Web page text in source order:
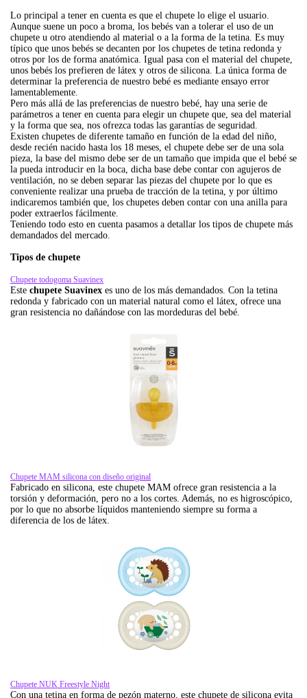
Lo principal a tener en cuenta es que el chupete lo elige el usuario.
Aunque suene un poco a broma, los bebés van a tolerar el uso de un
chupete u otro atendiendo al material o a la forma de la tetina. Es muy
típico que unos bebés se decanten por los chupetes de tetina redonda y
otros por los de forma anatómica. Igual pasa con el material del chupete,
unos bebés los prefieren de látex y otros de silicona. La única forma de
determinar la preferencia de nuestro bebé es mediante ensayo error
lamentablemente.
Pero más allá de las preferencias de nuestro bebé, hay una serie de
parámetros a tener en cuenta para elegir un chupete que, sea del material
y la forma que sea, nos ofrezca todas las garantías de seguridad.
Existen chupetes de diferente tamaño en función de la edad del niño,
desde recién nacido hasta los 18 meses, el chupete debe ser de una sola
pieza, la base del mismo debe ser de un tamaño que impida que el bebé se
la pueda introducir en la boca, dicha base debe contar con agujeros de
ventilación, no se deben separar las piezas del chupete por lo que es
conveniente realizar una prueba de tracción de la tetina, y por último
indicaremos también que, los chupetes deben contar con una anilla para
poder extraerlos fácilmente.
Teniendo todo esto en cuenta pasamos a detallar los tipos de chupete más
demandados del mercado.
Tipos de chupete
Chupete todogoma Suavinex
Este chupete Suavinex es uno de los más demandados. Con la tetina
redonda y fabricado con un material natural como el látex, ofrece una
gran resistencia no dañándose con las mordeduras del bebé.
Chupete MAM silicona con diseño original
Fabricado en silicona, este chupete MAM ofrece gran resistencia a la
torsión y deformación, pero no a los cortes. Además, no es higroscópico,
por lo que no absorbe líquidos manteniendo siempre su forma a
diferencia de los de látex.
Chupete NUK Freestyle Night
Con una tetina en forma de pezón materno, este chupete de silicona evita